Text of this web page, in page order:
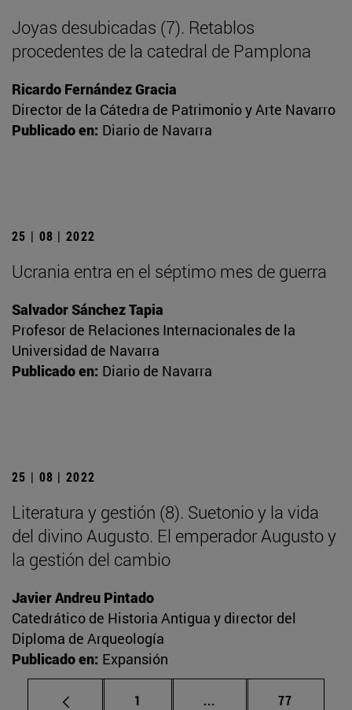
Joyas desubicadas (7). Retablos
procedentes de la catedral de Pamplona
Ricardo Fernández Gracia
Director de la Cátedra de Patrimonio y Arte Navarro
Publicado en: Diario de Navarra
25 | 08 | 2022
Ucrania entra en el séptimo mes de guerra
Salvador Sánchez Tapia
Profesor de Relaciones Internacionales de la
Universidad de Navarra
Publicado en: Diario de Navarra
25 | 08 | 2022
Literatura y gestión (8). Suetonio y la vida
del divino Augusto. El emperador Augusto y
la gestión del cambio
Javier Andreu Pintado
Catedrático de Historia Antigua y director del
Diploma de Arqueología
Publicado en: Expansión
Página
1 ... Páginas intermedias
Página
77